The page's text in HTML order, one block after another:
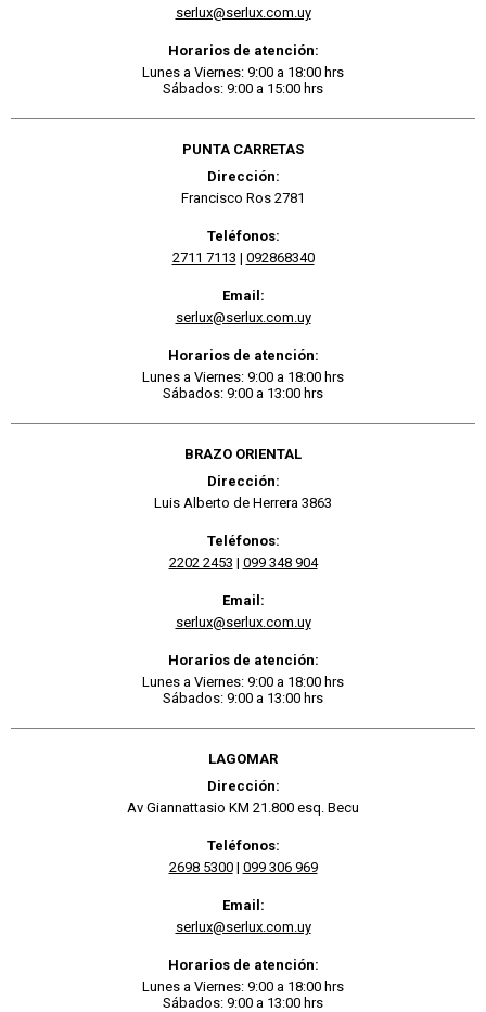
serlux@serlux.com.uy
Horarios de atención:
Lunes a Viernes: 9:00 a 18:00 hrs
Sábados: 9:00 a 15:00 hrs
PUNTA CARRETAS
Dirección:
Francisco Ros 2781
Teléfonos:
2711 7113 | 092868340
Email:
serlux@serlux.com.uy
Horarios de atención:
Lunes a Viernes: 9:00 a 18:00 hrs
Sábados: 9:00 a 13:00 hrs
BRAZO ORIENTAL
Dirección:
Luis Alberto de Herrera 3863
Teléfonos:
2202 2453 | 099 348 904
Email:
serlux@serlux.com.uy
Horarios de atención:
Lunes a Viernes: 9:00 a 18:00 hrs
Sábados: 9:00 a 13:00 hrs
LAGOMAR
Dirección:
Av Giannattasio KM 21.800 esq. Becu
Teléfonos:
2698 5300| 099 306 969
Email:
serlux@serlux.com.uy
Horarios de atención:
Lunes a Viernes: 9:00 a 18:00 hrs
Sábados: 9:00 a 13:00 hrs